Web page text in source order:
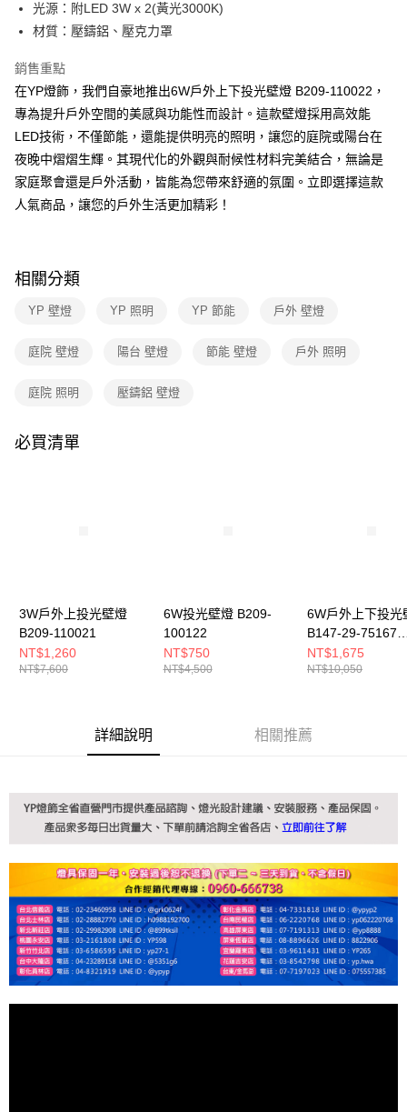
悠遊付
全盈+PAY
AFTEE先享後付
相關說明
【關於「AFTEE先享後付」】
AFTEE先享後付是「在收到商品之後才付款」的支付方式。 讓您購物簡單
便利好安心！
１．簡單：不需註冊會員、不需綁卡、不需儲值。
【「AFTEE先享後付」結帳流程】
１．於結帳方式選擇「AFTEE先享後付」後，將跳轉至「AFTEE先享後付」
結帳頁面，進行簡訊認證並確認金額後，即可完成結帳。
ATM／網路銀行／等多元方式進行付款，方視為交易完成。
購買商品的店家。未經商家同意取消之訂單仍視為有效，需透過AFTEE先享
是否繳費成功／繳費後需取消欲退款等相關疑問，請聯繫「AFTEE先享後付
客戶支援中心」
任。
４．使用「AFTEE先享後付」時，將依據個別帳號之用戶狀況，依本公司即
時審查核予不同之上限額度；若仍有額度不足之情形，本公司將視審查結果
請求用戶進行身份認證。
每筆NT$180，滿NT$5,000(含以上)免運費
光源：附LED 3W x 2(黃光3000K)
材質：壓鑄鋁、壓克力罩
銷售重點
在YP燈飾，我們自豪地推出6W戶外上下投光壁燈 B209-110022，
專為提升戶外空間的美感與功能性而設計。這款壁燈採用高效能
LED技術，不僅節能，還能提供明亮的照明，讓您的庭院或陽台在
夜晚中熠熠生輝。其現代化的外觀與耐候性材料完美結合，無論是
家庭聚會還是戶外活動，皆能為您帶來舒適的氛圍。立即選擇這款
人氣商品，讓您的戶外生活更加精彩！
相關分類
YP 壁燈 YP 照明 YP 節能 戶外 壁燈
庭院 壁燈 陽台 壁燈 節能 壁燈 戶外 照明
庭院 照明 壓鑄鋁 壁燈
必買清單
3W戶外上投光壁燈
B209-110021
NT$1,260
NT$7,600
6W投光壁燈 B209-
100122
NT$750
NT$4,500
6W戶外上下投光
B147-29-75167
75168
NT$1,675
NT$10,050
詳細說明 相關推薦